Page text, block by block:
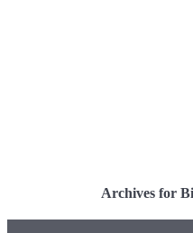
Archives for